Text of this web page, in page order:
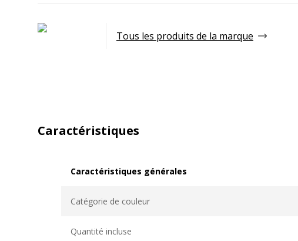
Tous les produits de la marque
Caractéristiques
Caractéristiques générales
Catégorie de couleur
Quantité incluse